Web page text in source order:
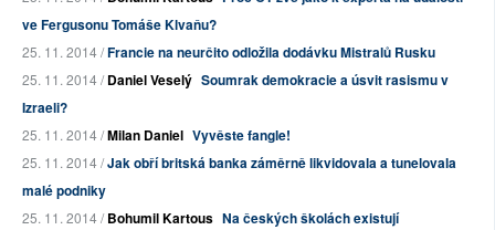
ve Fergusonu Tomáše Klvaňu?
25. 11. 2014 /Francie na neurčito odložila dodávku Mistralů Rusku
25. 11. 2014 /Daniel Veselý Soumrak demokracie a úsvit rasismu v
Izraeli?
25. 11. 2014 /Milan Daniel Vyvěste fangle!
25. 11. 2014 /Jak obří britská banka záměrně likvidovala a tunelovala
malé podniky
25. 11. 2014 /Bohumil Kartous Na českých školách existují